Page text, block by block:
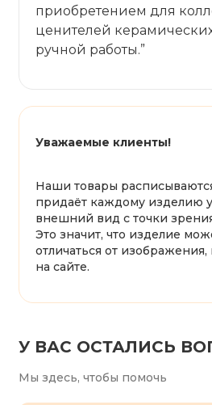
приобретением для
ценителей
ручной работы.”
Уважаемые клиенты!
Наши товары
придаёт каждому изделию
внешний вид с точки
Это значит, что изделие
отличаться от
на сайте.
У ВАС ОСТАЛИСЬ
Мы здесь, чтобы помочь